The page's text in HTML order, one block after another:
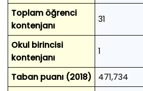
Toplam öğrenci
kontenjanı
31
Okul birincisi
kontenjanı
1
Taban puanı (2018)
471,734